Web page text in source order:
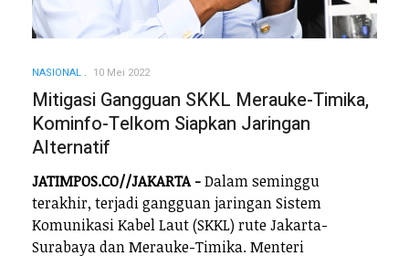
NASIONAL 10 Mei 2022
Mitigasi Gangguan SKKL Merauke-Timika,
Kominfo-Telkom Siapkan Jaringan
Alternatif
JATIMPOS.CO//JAKARTA -Dalam seminggu
terakhir, terjadi gangguan jaringan Sistem
Komunikasi Kabel Laut (SKKL) rute Jakarta-
Surabaya dan Merauke-Timika. Menteri